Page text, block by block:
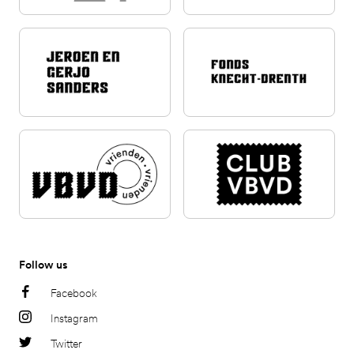
Follow us
Facebook
Instagram
Twitter